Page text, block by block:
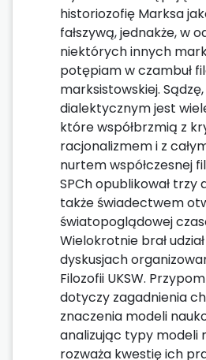
historiozofię Marksa
fałszywą, jednakże, w
niektórych innych
potępiam w czambuł
marksistowskiej.
dialektycznym jest
które współbrzmią z
racjonalizmem i z
nurtem współczesnej
SPCh opublikował trzy
także świadectwem
światopoglądowej
Wielokrotnie brał
dyskusjach
Filozofii UKSW.
dotyczy zagadnienia
znaczenia modeli
analizując typy modeli
rozważa kwestię ich